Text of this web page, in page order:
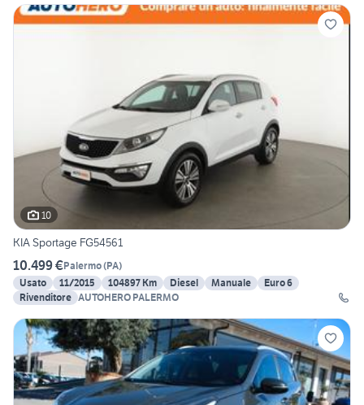
10
KIA Sportage FG54561
10.499 €Palermo(PA)
Usato
11/2015 104897 Km Diesel Manuale
Euro 6
Rivenditore AUTOHERO PALERMO